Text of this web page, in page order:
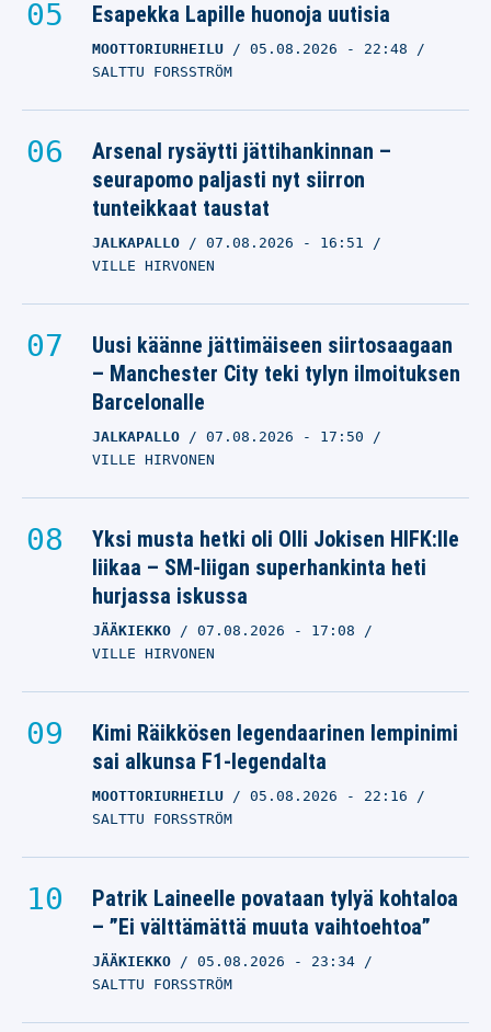
Esapekka Lapille huonoja uutisia
MOOTTORIURHEILU 05.08.2026 - 22:48
SALTTU FORSSTRÖM
Arsenal rysäytti jättihankinnan –
seurapomo paljasti nyt siirron
tunteikkaat taustat
JALKAPALLO 07.08.2026 - 16:51
VILLE HIRVONEN
Uusi käänne jättimäiseen siirtosaagaan
– Manchester City teki tylyn ilmoituksen
Barcelonalle
JALKAPALLO 07.08.2026 - 17:50
VILLE HIRVONEN
Yksi musta hetki oli Olli Jokisen HIFK:lle
liikaa – SM-liigan superhankinta heti
hurjassa iskussa
JÄÄKIEKKO 07.08.2026 - 17:08
VILLE HIRVONEN
Kimi Räikkösen legendaarinen lempinimi
sai alkunsa F1-legendalta
MOOTTORIURHEILU 05.08.2026 - 22:16
SALTTU FORSSTRÖM
Patrik Laineelle povataan tylyä kohtaloa
– ”Ei välttämättä muuta vaihtoehtoa”
JÄÄKIEKKO 05.08.2026 - 23:34
SALTTU FORSSTRÖM